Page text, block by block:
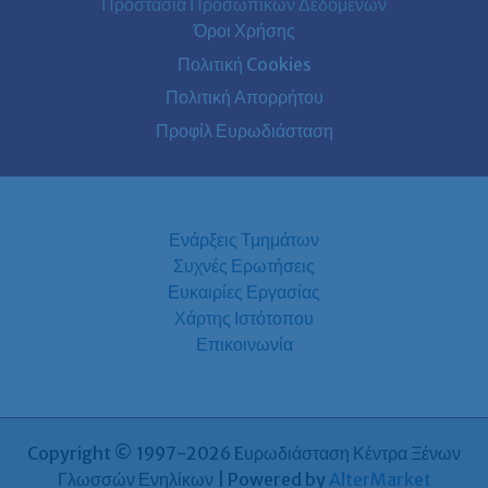
Προστασία Προσωπικών Δεδομένων
Όροι Χρήσης
Πολιτική Cookies
Πολιτική Απορρήτου
Προφίλ Ευρωδιάσταση
Ενάρξεις Τμημάτων
Συχνές Ερωτήσεις
Ευκαιρίες Εργασίας
Χάρτης Ιστότοπου
Επικοινωνία
Copyright © 1997-2026 Eυρωδιάσταση Κέντρα Ξένων
Γλωσσών Ενηλίκων | Powered by AlterMarket